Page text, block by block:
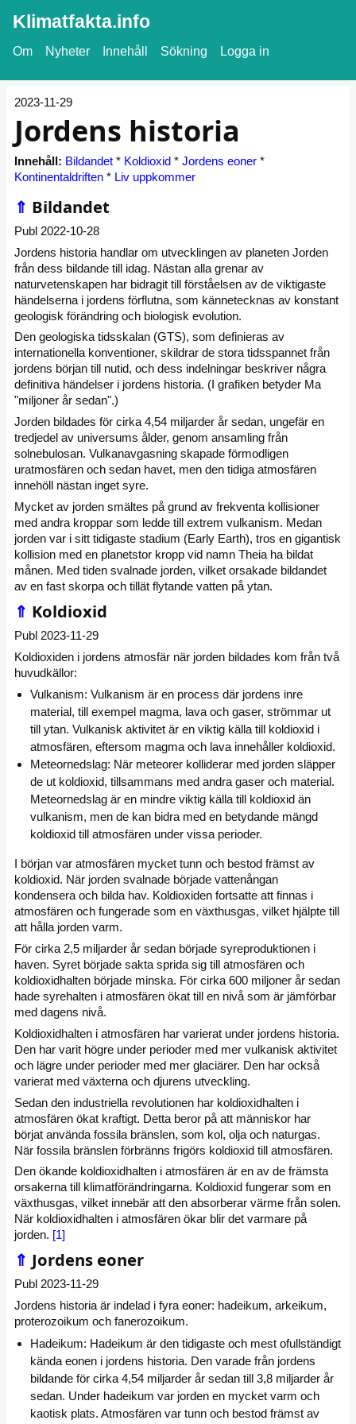
Klimatfakta.info
Om Nyheter Innehåll Sökning Logga in
2023-11-29
Jordens historia
Innehåll: Bildandet * Koldioxid * Jordens eoner *
Kontinentaldriften * Liv uppkommer
⇑ Bildandet
Publ 2022-10-28
Jordens historia handlar om utvecklingen av planeten Jorden
från dess bildande till idag. Nästan alla grenar av
naturvetenskapen har bidragit till förståelsen av de viktigaste
händelserna i jordens förflutna, som kännetecknas av konstant
geologisk förändring och biologisk evolution.
Den geologiska tidsskalan (GTS), som definieras av
internationella konventioner, skildrar de stora tidsspannet från
jordens början till nutid, och dess indelningar beskriver några
definitiva händelser i jordens historia. (I grafiken betyder Ma
"miljoner år sedan".)
Jorden bildades för cirka 4,54 miljarder år sedan, ungefär en
tredjedel av universums ålder, genom ansamling från
solnebulosan. Vulkanavgasning skapade förmodligen
uratmosfären och sedan havet, men den tidiga atmosfären
innehöll nästan inget syre.
Mycket av jorden smältes på grund av frekventa kollisioner
med andra kroppar som ledde till extrem vulkanism. Medan
jorden var i sitt tidigaste stadium (Early Earth), tros en gigantisk
kollision med en planetstor kropp vid namn Theia ha bildat
månen. Med tiden svalnade jorden, vilket orsakade bildandet
av en fast skorpa och tillät flytande vatten på ytan.
⇑ Koldioxid
Publ 2023-11-29
Koldioxiden i jordens atmosfär när jorden bildades kom från två
huvudkällor:
Vulkanism: Vulkanism är en process där jordens inre
material, till exempel magma, lava och gaser, strömmar ut
till ytan. Vulkanisk aktivitet är en viktig källa till koldioxid i
atmosfären, eftersom magma och lava innehåller koldioxid.
Meteornedslag: När meteorer kolliderar med jorden släpper
de ut koldioxid, tillsammans med andra gaser och material.
Meteornedslag är en mindre viktig källa till koldioxid än
vulkanism, men de kan bidra med en betydande mängd
koldioxid till atmosfären under vissa perioder.
I början var atmosfären mycket tunn och bestod främst av
koldioxid. När jorden svalnade började vattenångan
kondensera och bilda hav. Koldioxiden fortsatte att finnas i
atmosfären och fungerade som en växthusgas, vilket hjälpte till
att hålla jorden varm.
För cirka 2,5 miljarder år sedan började syreproduktionen i
haven. Syret började sakta sprida sig till atmosfären och
koldioxidhalten började minska. För cirka 600 miljoner år sedan
hade syrehalten i atmosfären ökat till en nivå som är jämförbar
med dagens nivå.
Koldioxidhalten i atmosfären har varierat under jordens historia.
Den har varit högre under perioder med mer vulkanisk aktivitet
och lägre under perioder med mer glaciärer. Den har också
varierat med växterna och djurens utveckling.
Sedan den industriella revolutionen har koldioxidhalten i
atmosfären ökat kraftigt. Detta beror på att människor har
börjat använda fossila bränslen, som kol, olja och naturgas.
När fossila bränslen förbränns frigörs koldioxid till atmosfären.
Den ökande koldioxidhalten i atmosfären är en av de främsta
orsakerna till klimatförändringarna. Koldioxid fungerar som en
växthusgas, vilket innebär att den absorberar värme från solen.
När koldioxidhalten i atmosfären ökar blir det varmare på
jorden. [1]
⇑ Jordens eoner
Publ 2023-11-29
Jordens historia är indelad i fyra eoner: hadeikum, arkeikum,
proterozoikum och fanerozoikum.
Hadeikum: Hadeikum är den tidigaste och mest ofullständigt
kända eonen i jordens historia. Den varade från jordens
bildande för cirka 4,54 miljarder år sedan till 3,8 miljarder år
sedan. Under hadeikum var jorden en mycket varm och
kaotisk plats. Atmosfären var tunn och bestod främst av